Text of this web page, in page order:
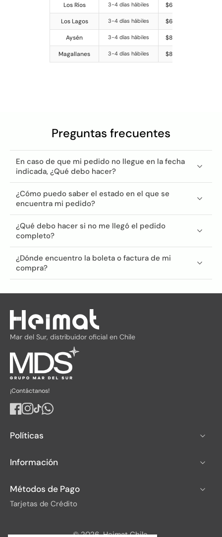
Los Ríos 3-4 días hábiles $6.390
Los Lagos 3-4 días hábiles $6.390
Aysén 3-4 días hábiles $8.490
Magallanes 3-4 días hábiles $8.490
Preguntas frecuentes
En caso de que mi pedido no llegue en la fecha
indicada, ¿Qué debo hacer?
¿Cómo puedo saber el estado en el que se
encuentra mi pedido?
¿Qué debo hacer si no me llegó el pedido
completo?
¿Dónde encuentro la boleta o factura de mi
compra?
Heimat
Mar del Sur, distribuidor oficial en Chile
¡Contáctanos!
Políticas
Información
Métodos de Pago
Tarjetas de Crédito
© 2026, Heimat Chile.